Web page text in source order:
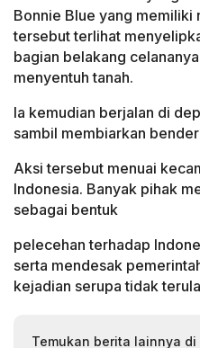
Bonnie Blue yang memiliki
tersebut terlihat
bagian belakang
menyentuh tanah.
Ia kemudian berjalan di
sambil membiarkan
Aksi tersebut menuai
Indonesia. Banyak pihak
sebagai bentuk
pelecehan terhadap
serta mendesak
kejadian serupa tidak
Temukan berita lainnya di